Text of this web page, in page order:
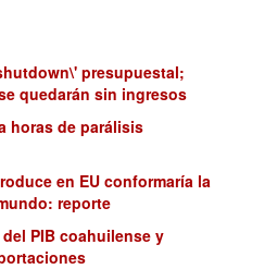
presupuestal;
quedarán sin ingresos
horas de parálisis
en EU conformaría la
reporte
PIB coahuilense y